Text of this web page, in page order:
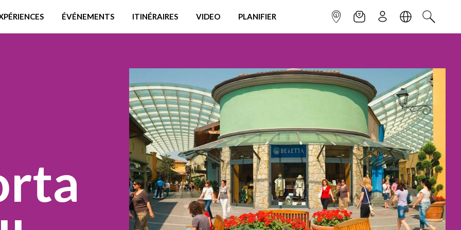
ÉVÉNEMENTS ITINÉRAIRES VIDEO PLANIFIER POINT INFONEWSLETTER
S'INSCRIRELANGUE